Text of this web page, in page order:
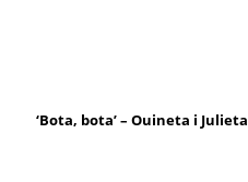
‘Bota, bota’ – Ouineta i Julieta